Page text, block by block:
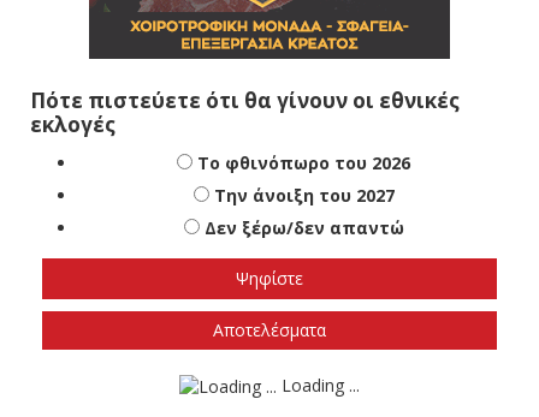
Πότε πιστεύετε ότι θα γίνουν οι εθνικές
εκλογές
Το φθινόπωρο του 2026
Την άνοιξη του 2027
Δεν ξέρω/δεν απαντώ